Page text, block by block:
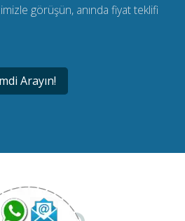
görüşün, anında fiyat teklifi
Arayın!